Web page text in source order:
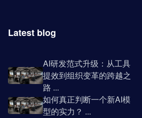
Latest blog
AI研发范式升级：从工具
提效到组织变革的跨越之
路 ...
如何真正判断一个新AI模
型的实力？ ...